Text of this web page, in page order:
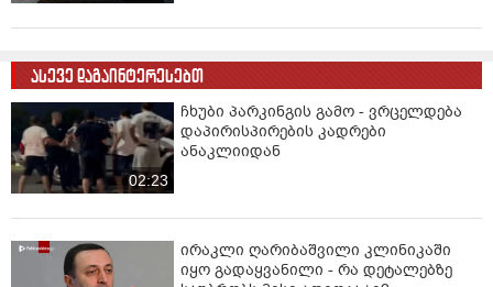
ასევე დაგაინტერესებთ
02:23
ჩხუბი პარკინგის გამო - ვრცელდება
დაპირისპირების კადრები
ანაკლიიდან
ირაკლი ღარიბაშვილი კლინიკაში
იყო გადაყვანილი - რა დეტალებზე